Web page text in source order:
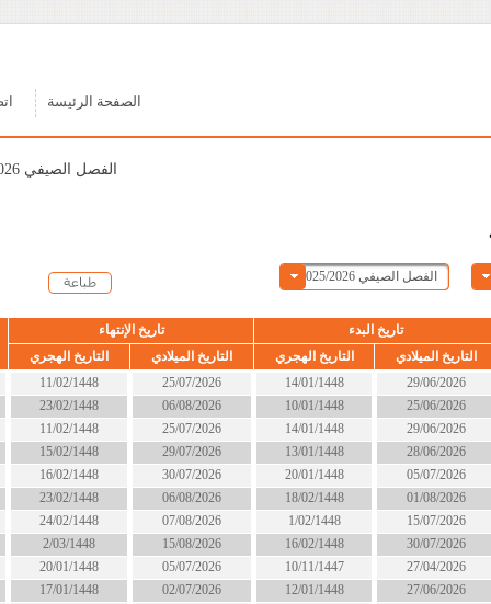
اتصل بنا
الحالة
التاريخ الهجري
التاريخ الميلادي
التاريخ الهجري
14/01/1448
10/01/1448
14/01/1448
13/01/1448
20/01/1448
18/02/1448
1/02/1448
16/02/1448
10/11/1447
12/01/1448
25/07/2026
06/08/2026
25/07/2026
29/07/2026
30/07/2026
06/08/2026
07/08/2026
15/08/2026
05/07/2026
02/07/2026
11/02/1448
23/02/1448
11/02/1448
15/02/1448
16/02/1448
23/02/1448
24/02/1448
2/03/1448
20/01/1448
17/01/1448